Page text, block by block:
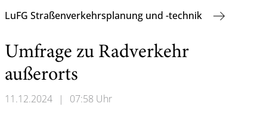
LuFG Straßenverkehrsplanung und -technik
Umfrage zu Radverkehr
außerorts
11.12.2024 | 07:58 Uhr